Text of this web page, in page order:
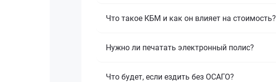
Что такое КБМ и как он влияет на стоимость?
Нужно ли печатать электронный полис?
Что будет, если ездить без ОСАГО?